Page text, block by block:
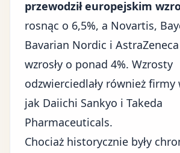
przewodził europejskim
rosnąc o 6,5%, a Novartis,
Bavarian Nordic i
wzrosły o ponad 4%. Wzrosty
odzwierciedlały również firmy
jak Daiichi Sankyo i Takeda
Pharmaceuticals.
Chociaż historycznie były